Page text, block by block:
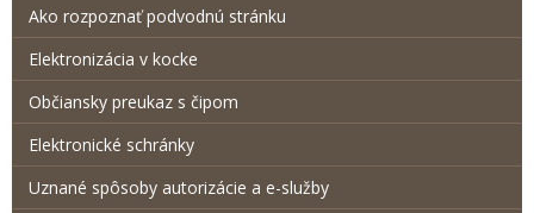
Ako rozpoznať podvodnú stránku
Elektronizácia v kocke
Občiansky preukaz s čipom
Elektronické schránky
Uznané spôsoby autorizácie a e-služby